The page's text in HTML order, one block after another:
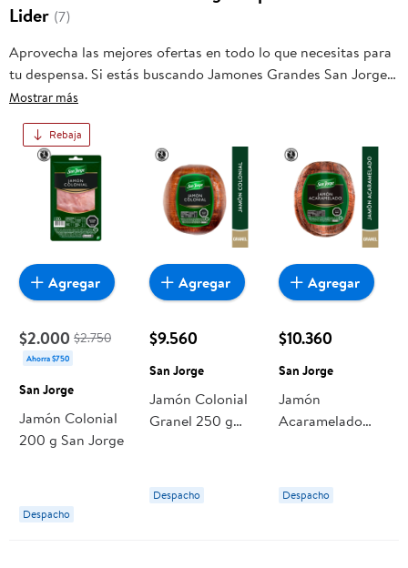
Lider (7)
Aprovecha las mejores ofertas en todo lo que necesitas para
tu despensa. Si estás buscando Jamones Grandes San Jorge,
frutas frescas, carnes, pan o productos para el hogar, aquí lo
despacho a domicilio o retiro en tienda, y haz que esta
oportunidad sea realmente conveniente para ti y tu familia.
Mostrar más
Rebaja
$2.000 $2.750
Ahorra $750
San Jorge
Jamón Colonial
200 g San Jorge
Despacho
Agregar
$9.560
San Jorge
Jamón Colonial
Granel 250 g
Despacho
Agregar
$10.360
San Jorge
Jamón
Acaramelado
Despacho
Agregar